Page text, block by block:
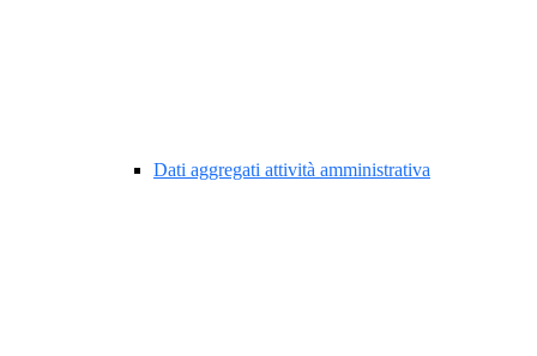
Dati aggregati attività amministrativa